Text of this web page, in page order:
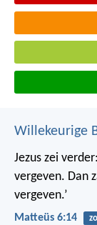
Willekeurige
Jezus zei
vergeven. Dan
vergeven.’
Matteüs 6:14